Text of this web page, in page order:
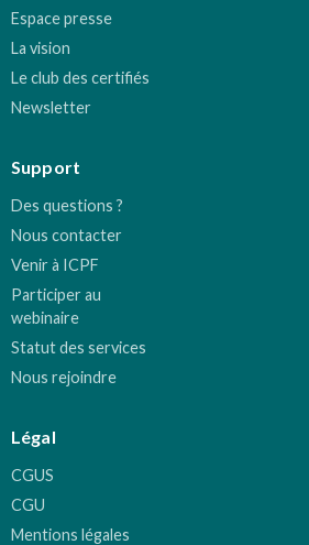
Espace presse
La vision
Le club des certifiés
Newsletter
Support
Des questions ?
Nous contacter
Venir à ICPF
Participer au
webinaire
Statut des services
Nous rejoindre
Légal
CGUS
CGU
Mentions légales